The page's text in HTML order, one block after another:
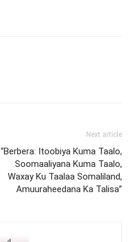
Next article
“Berbera: Itoobiya Kuma Taalo,
Soomaaliyana Kuma Taalo,
Waxay Ku Taalaa Somaliland,
Amuuraheedana Ka Talisa”